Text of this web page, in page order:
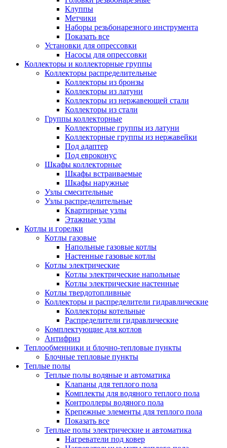
Клуппы
Метчики
Наборы резьбонарезного инструмента
Показать все
Установки для опрессовки
Насосы для опрессовки
Коллекторы и коллекторные группы
Коллекторы распределительные
Коллекторы из бронзы
Коллекторы из латуни
Коллекторы из нержавеющей стали
Коллекторы из стали
Группы коллекторные
Коллекторные группы из латуни
Коллекторные группы из нержавейки
Под адаптер
Под евроконус
Шкафы коллекторные
Шкафы встраиваемые
Шкафы наружные
Узлы смесительные
Узлы распределительные
Квартирные узлы
Этажные узлы
Котлы и горелки
Котлы газовые
Напольные газовые котлы
Настенные газовые котлы
Котлы электрические
Котлы электрические напольные
Котлы электрические настенные
Котлы твердотопливные
Коллекторы и распределители гидравлические
Коллекторы котельные
Распределители гидравлические
Комплектующие для котлов
Антифриз
Теплообменники и блочно-тепловые пункты
Блочные тепловые пункты
Теплые полы
Теплые полы водяные и автоматика
Клапаны для теплого пола
Комплекты для водяного теплого пола
Контроллеры водяного пола
Крепежные элементы для теплого пола
Показать все
Теплые полы электрические и автоматика
Нагреватели под ковер